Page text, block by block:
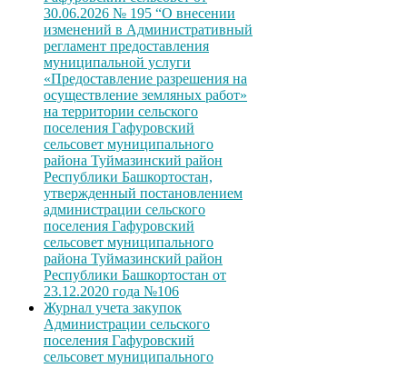
30.06.2026 № 195 “О внесении
изменений в Административный
регламент предоставления
муниципальной услуги
«Предоставление разрешения на
осуществление земляных работ»
на территории сельского
поселения Гафуровский
сельсовет муниципального
района Туймазинский район
Республики Башкортостан,
утвержденный постановлением
администрации сельского
поселения Гафуровский
сельсовет муниципального
района Туймазинский район
Республики Башкортостан от
23.12.2020 года №106
Журнал учета закупок
Администрации сельского
поселения Гафуровский
сельсовет муниципального